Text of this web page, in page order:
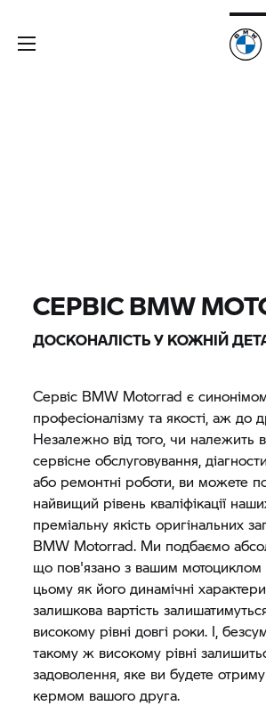
СЕРВІСBMW
ДОСКОНАЛІСТЬ У КОЖНІЙ
Сервіс BMW Motorrad є
професіоналізму та якості, аж до
Незалежно від того, чи належить
сервісне обслуговування,
або ремонтні роботи, ви можете
найвищий рівень кваліфікації
преміальну якість оригінальних
BMW Motorrad. Ми подбаємо
що пов'язано з вашим мотоциклом
цьому як його динамічні
залишкова вартість
високому рівні довгі роки. І,
такому ж високому рівні
задоволення, яке ви будете
кермом вашого друга.